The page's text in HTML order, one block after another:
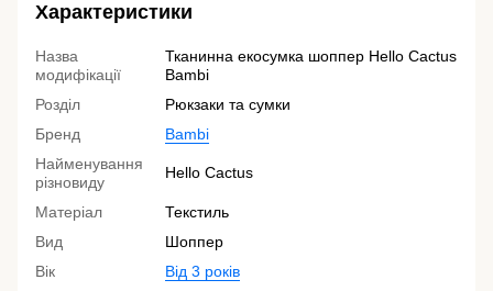
Характеристики
Назва
модифікації
Тканинна екосумка шоппер Hello Cactus
Bambi
Розділ
Рюкзаки та сумки
Бренд
Bambi
Найменування
різновиду
Hello Cactus
Матеріал
Текстиль
Вид
Шоппер
Вік
Від 3 років